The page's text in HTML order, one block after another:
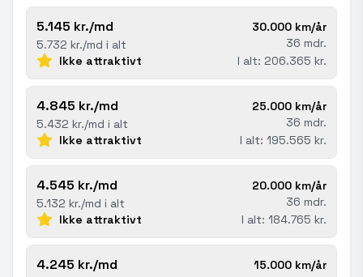
5.145 kr./md
5.732 kr./md i alt
30.000 km/år
36 mdr.
Ikke attraktivt
I alt: 206.365 kr.
4.845 kr./md
5.432 kr./md i alt
25.000 km/år
36 mdr.
Ikke attraktivt
I alt: 195.565 kr.
4.545 kr./md
5.132 kr./md i alt
20.000 km/år
36 mdr.
Ikke attraktivt
I alt: 184.765 kr.
4.245 kr./md
15.000 km/år